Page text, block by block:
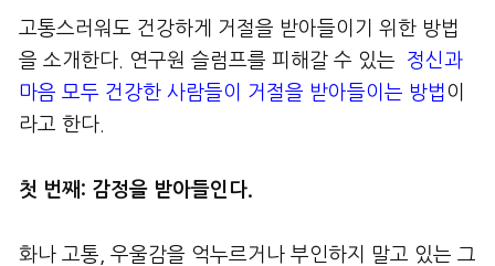
고통스러워도 건강하게 거절을 받아들이기 위한 방법
을 소개한다. 연구원 슬럼프를 피해갈 수 있는 정신과
마음 모두 건강한 사람들이 거절을 받아들이는 방법이
라고 한다.
첫 번째: 감정을 받아들인다.
화나 고통, 우울감을 억누르거나 부인하지 말고 있는 그